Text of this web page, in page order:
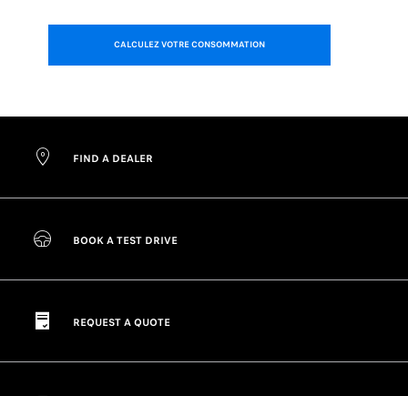
CALCULEZ VOTRE CONSOMMATION
FIND A DEALER
BOOK A TEST DRIVE
REQUEST A QUOTE